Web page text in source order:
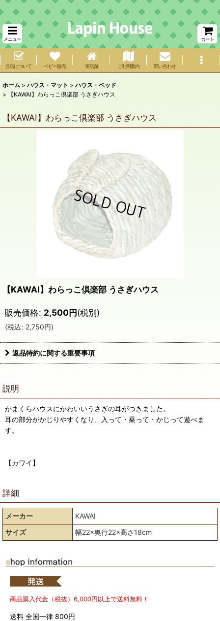
メニュー カート
当店について ベビー販売 実店舗 ご利用案内 問い合わせ
ホーム > ハウス・マット > ハウス・ベッド
>
【KAWAI】わらっこ倶楽部 うさぎハウス
【KAWAI】わらっこ倶楽部 うさぎハウス
【KAWAI】わらっこ倶楽部 うさぎハウス
販売価格: 2,500円(税別)
(税込: 2,750円)
返品特約に関する重要事項
説明
かまくらハウスにかわいいうさぎの耳がつきました。
耳の部分がかじりやすくなり、入って・乗って・かじって遊べま
す。
【カワイ】
詳細
メーカー
KAWAI
サイズ
幅22×奥行22×高さ18cm
商品購入代金（税抜）6,000円以上で送料無料！
送料 全国一律 800円